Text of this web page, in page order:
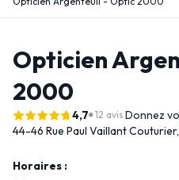
Opticien
2000
4,7 12 avis Donnez
44-46 Rue Paul Vaillant Couturier,
Horaires :